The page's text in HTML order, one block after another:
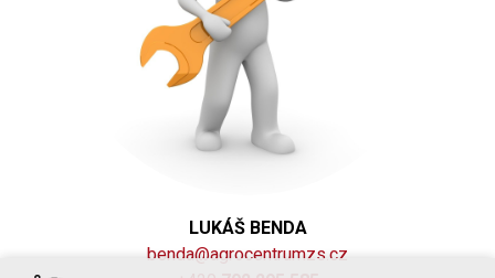
LUKÁŠ BENDA
benda@agrocentrumzs.cz